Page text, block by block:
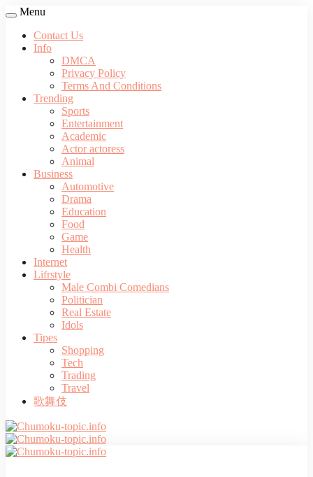
Menu
Contact Us
Info
DMCA
Privacy Policy
Terms And Conditions
Trending
Sports
Entertainment
Academic
Actor actoress
Animal
Business
Automotive
Drama
Education
Food
Game
Health
Internet
Lifrstyle
Male Combi Comedians
Politician
Real Estate
Idols
Tipes
Shopping
Tech
Trading
Travel
歌舞伎